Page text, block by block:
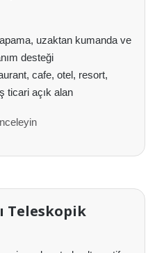
uzaktan kumanda ve
desteği
cafe, otel, resort,
ticari açık alan
Teleskopik